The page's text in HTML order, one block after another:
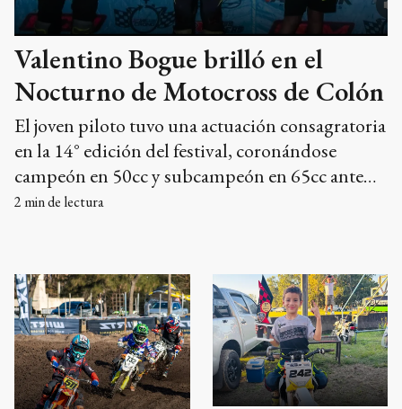
Valentino Bogue brilló en el
Nocturno de Motocross de Colón
El joven piloto tuvo una actuación consagratoria
en la 14° edición del festival, coronándose
campeón en 50cc y subcampeón en 65cc ante
un marco multitudinario.
2 min de lectura